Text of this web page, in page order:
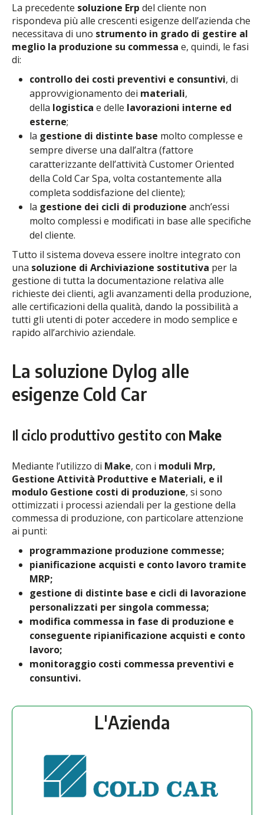
La precedente soluzione Erp del cliente non
rispondeva più alle crescenti esigenze dell’azienda che
necessitava di uno strumento in grado di gestire al
meglio la produzione su commessa e, quindi, le fasi
di:
controllo dei costi preventivi e consuntivi, di
approvvigionamento dei materiali,
della logistica e delle lavorazioni interne ed
esterne;
la gestione di distinte base molto complesse e
sempre diverse una dall’altra (fattore
caratterizzante dell’attività Customer Oriented
della Cold Car Spa, volta costantemente alla
completa soddisfazione del cliente);
la gestione dei cicli di produzione anch’essi
molto complessi e modificati in base alle specifiche
del cliente.
Tutto il sistema doveva essere inoltre integrato con
una soluzione di Archiviazione sostitutiva per la
gestione di tutta la documentazione relativa alle
richieste dei clienti, agli avanzamenti della produzione,
alle certificazioni della qualità, dando la possibilità a
tutti gli utenti di poter accedere in modo semplice e
rapido all’archivio aziendale.
La soluzione Dylog alle
esigenze Cold Car
Il ciclo produttivo gestito con Make
Mediante l’utilizzo di Make, con i moduli Mrp,
Gestione Attività Produttive e Materiali, e il
modulo Gestione costi di produzione, si sono
ottimizzati i processi aziendali per la gestione della
commessa di produzione, con particolare attenzione
ai punti:
programmazione produzione commesse;
pianificazione acquisti e conto lavoro tramite
MRP;
gestione di distinte base e cicli di lavorazione
personalizzati per singola commessa;
modifica commessa in fase di produzione e
conseguente ripianificazione acquisti e conto
lavoro;
monitoraggio costi commessa preventivi e
consuntivi.
L'Azienda